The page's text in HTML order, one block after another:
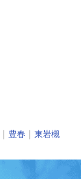
｜ 豊春 ｜ 東岩槻